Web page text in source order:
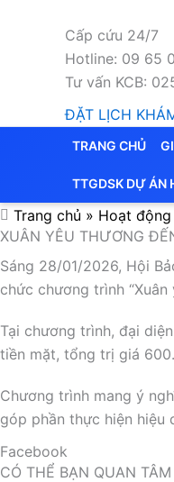
Cấp cứu 24/7
Hotline: 09 65
Tư vấn KCB:
ĐẶT LỊCH
TRANG CHỦ
TTGDSK DỰ ÁN
Trang chủ » Hoạt
XUÂN YÊU THƯƠNG
Sáng 28/01/2026, Hội
chức chương trình
Tại chương trình, đại
tiền mặt, tổng trị giá
Chương trình mang ý
góp phần thực hiện hiệu
Facebook
CÓ THỂ BẠN QUAN TÂM